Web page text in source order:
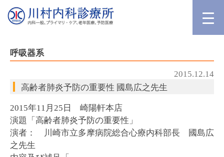
呼吸器系
2015.12.14
高齢者肺炎予防の重要性 國島広之先生
2015年11月25日 崎陽軒本店
演題「高齢者肺炎予防の重要性」
演者： 川崎市立多摩病院総合心療内科部長 國島広
之先生